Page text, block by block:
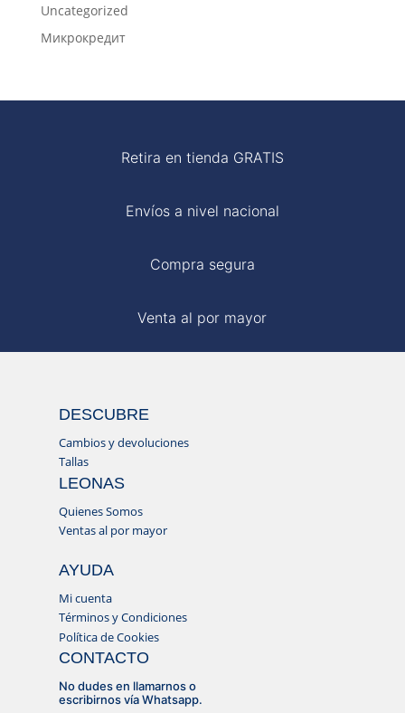
Uncategorized
Микрокредит
Retira en tienda GRATIS
Envíos a nivel nacional
Compra segura
Venta al por mayor
DESCUBRE
Cambios y devoluciones
Tallas
LEONAS
Quienes Somos
Ventas al por mayor
AYUDA
Mi cuenta
Términos y Condiciones
Política de Cookies
CONTACTO
No dudes en llamarnos o
escribirnos vía Whatsapp.